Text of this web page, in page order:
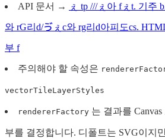
API 문서 → ぇ tp ///ぇ아 fぇt. 기주
와 rG리d/ゔぇc와 rg리d아피도cs.
부 f
주의해야 할 속성은
vectorTileLayerStyles
rendererFactory 는 결과를
부를 결정합니다. 디폴트는 SVG이지